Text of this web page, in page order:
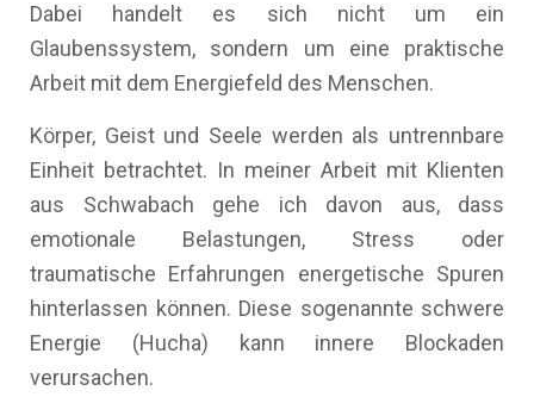
Dabei handelt es sich nicht um ein
Glaubenssystem, sondern um eine praktische
Arbeit mit dem Energiefeld des Menschen.
Körper, Geist und Seele werden als untrennbare
Einheit betrachtet. In meiner Arbeit mit Klienten
aus Schwabach gehe ich davon aus, dass
emotionale Belastungen, Stress oder
traumatische Erfahrungen energetische Spuren
hinterlassen können. Diese sogenannte schwere
Energie (Hucha) kann innere Blockaden
verursachen.